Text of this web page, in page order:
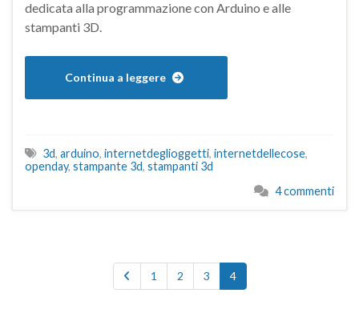
dedicata alla programmazione con Arduino e alle
stampanti 3D.
Continua a leggere
3d, arduino, internetdeglioggetti, internetdellecose,
openday, stampante 3d, stampanti 3d
4 commenti
1 2 3 4